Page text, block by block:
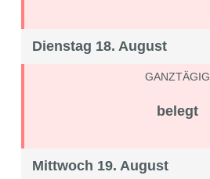
Dienstag 18. August
GANZTÄGIG
belegt
Mittwoch 19. August